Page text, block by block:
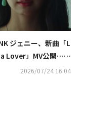
ジェニー、新曲「L
Lover」MV公開…台
ンモデルと恋人役で
2026/07/24 16:04